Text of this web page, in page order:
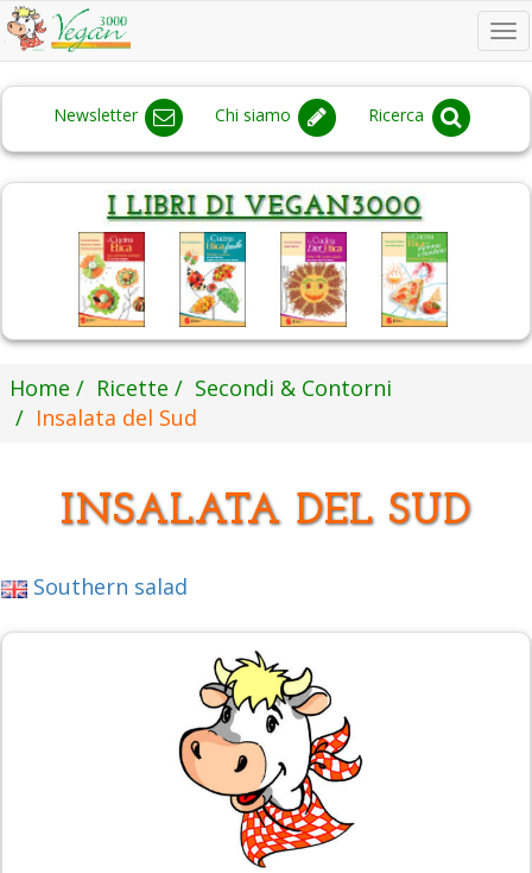
Newsletter Chi siamo Ricerca
Home Ricette
Secondi & Contorni
Insalata del Sud
INSALATA DEL SUD
Southern salad